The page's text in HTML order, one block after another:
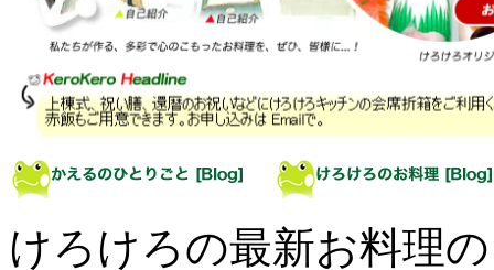
けろけろの最新お料理